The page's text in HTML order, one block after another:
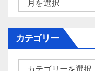
ー
イ
カテゴリー